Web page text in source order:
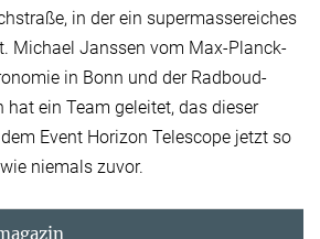
in der ein supermassereiches
Michael Janssen vom Max-Planck-
in Bonn und der Radboud-
hat ein Team geleitet, das dieser
Event Horizon Telescope jetzt so
niemals zuvor.